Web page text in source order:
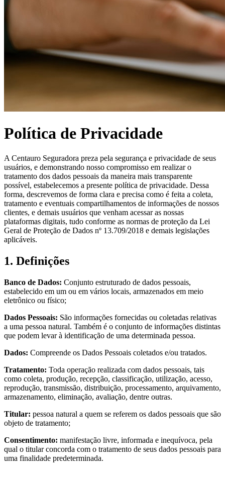
Política de Privacidade
A Centauro Seguradora preza pela segurança e privacidade de seus
usuários, e demonstrando nosso compromisso em realizar o
tratamento dos dados pessoais da maneira mais transparente
possível, estabelecemos a presente política de privacidade. Dessa
forma, descrevemos de forma clara e precisa como é feita a coleta,
tratamento e eventuais compartilhamentos de informações de nossos
clientes, e demais usuários que venham acessar as nossas
plataformas digitais, tudo conforme as normas de proteção da Lei
Geral de Proteção de Dados nº 13.709/2018 e demais legislações
aplicáveis.
1. Definições
Banco de Dados: Conjunto estruturado de dados pessoais,
estabelecido em um ou em vários locais, armazenados em meio
eletrônico ou físico;
Dados Pessoais: São informações fornecidas ou coletadas relativas
a uma pessoa natural. Também é o conjunto de informações distintas
que podem levar à identificação de uma determinada pessoa.
Dados: Compreende os Dados Pessoais coletados e/ou tratados.
Tratamento: Toda operação realizada com dados pessoais, tais
como coleta, produção, recepção, classificação, utilização, acesso,
reprodução, transmissão, distribuição, processamento, arquivamento,
armazenamento, eliminação, avaliação, dentre outras.
Titular: pessoa natural a quem se referem os dados pessoais que são
objeto de tratamento;
Consentimento: manifestação livre, informada e inequívoca, pela
qual o titular concorda com o tratamento de seus dados pessoais para
uma finalidade predeterminada.